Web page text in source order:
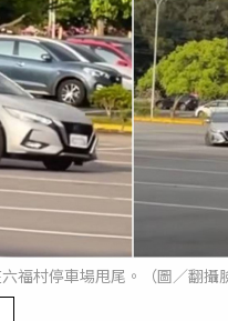
福村停車場甩尾。（圖／翻攝